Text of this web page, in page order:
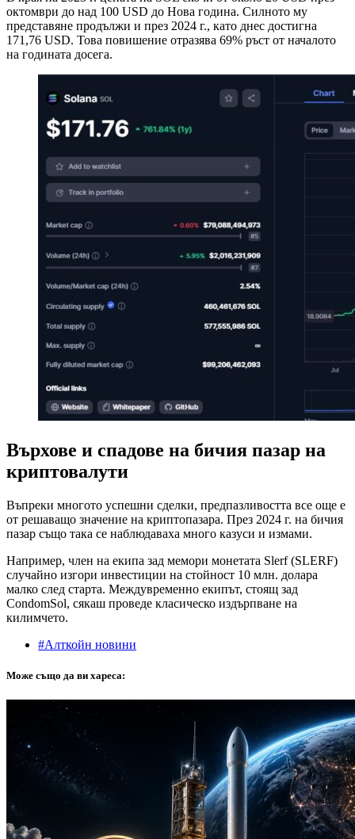
октомври до над 100 USD до Нова година. Силното му
представяне продължи и през 2024 г., като днес достигна
171,76 USD. Това повишение отразява 69% ръст от началото
на годината досега.
Върхове и спадове на бичия пазар на
криптовалути
Въпреки многото успешни сделки, предпазливостта все още е
от решаващо значение на криптопазара. През 2024 г. на бичия
пазар също така се наблюдаваха много казуси и измами.
Например, член на екипа зад мемори монетата Slerf (SLERF)
случайно изгори инвестиции на стойност 10 млн. долара
малко след старта. Междувременно екипът, стоящ зад
CondomSol, сякаш проведе класическо издърпване на
килимчето.
#Алткойн новини
Може също да ви хареса: